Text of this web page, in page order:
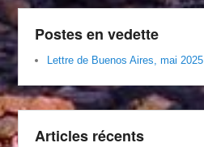
Postes en vedette
Lettre de Buenos Aires, mai 2025
Articles récents